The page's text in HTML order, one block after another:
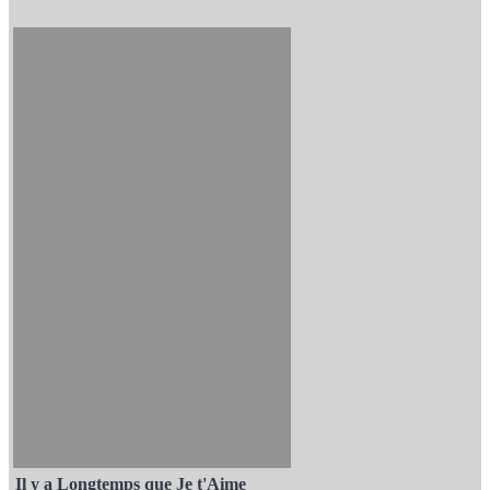
Il y a Longtemps que Je t'Aime